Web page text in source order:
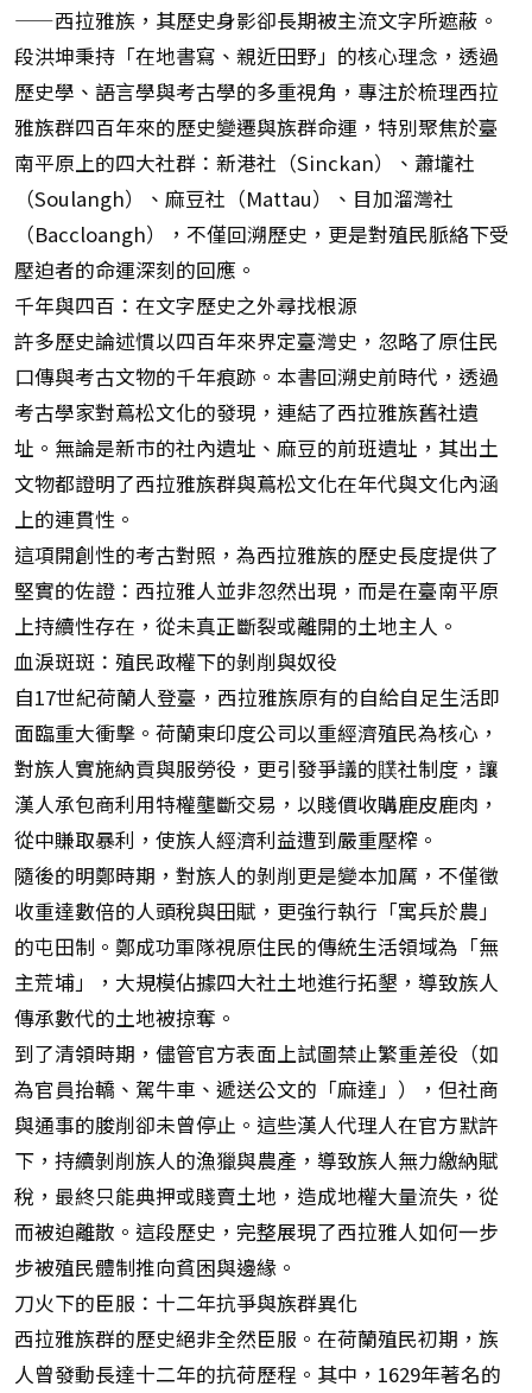
——西拉雅族，其歷史身影卻長期被主流文字所遮蔽。
段洪坤秉持「在地書寫、親近田野」的核心理念，透過
歷史學、語言學與考古學的多重視角，專注於梳理西拉
雅族群四百年來的歷史變遷與族群命運，特別聚焦於臺
南平原上的四大社群：新港社（Sinckan）、蕭壠社
（Soulangh）、麻豆社（Mattau）、目加溜灣社
（Baccloangh），不僅回溯歷史，更是對殖民脈絡下受
壓迫者的命運深刻的回應。
千年與四百：在文字歷史之外尋找根源
許多歷史論述慣以四百年來界定臺灣史，忽略了原住民
口傳與考古文物的千年痕跡。本書回溯史前時代，透過
考古學家對蔦松文化的發現，連結了西拉雅族舊社遺
址。無論是新市的社內遺址、麻豆的前班遺址，其出土
文物都證明了西拉雅族群與蔦松文化在年代與文化內涵
上的連貫性。
這項開創性的考古對照，為西拉雅族的歷史長度提供了
堅實的佐證：西拉雅人並非忽然出現，而是在臺南平原
上持續性存在，從未真正斷裂或離開的土地主人。
血淚斑斑：殖民政權下的剝削與奴役
自17世紀荷蘭人登臺，西拉雅族原有的自給自足生活即
面臨重大衝擊。荷蘭東印度公司以重經濟殖民為核心，
對族人實施納貢與服勞役，更引發爭議的贌社制度，讓
漢人承包商利用特權壟斷交易，以賤價收購鹿皮鹿肉，
從中賺取暴利，使族人經濟利益遭到嚴重壓榨。
隨後的明鄭時期，對族人的剝削更是變本加厲，不僅徵
收重達數倍的人頭稅與田賦，更強行執行「寓兵於農」
的屯田制。鄭成功軍隊視原住民的傳統生活領域為「無
主荒埔」，大規模佔據四大社土地進行拓墾，導致族人
傳承數代的土地被掠奪。
到了清領時期，儘管官方表面上試圖禁止繁重差役（如
為官員抬轎、駕牛車、遞送公文的「麻達」），但社商
與通事的朘削卻未曾停止。這些漢人代理人在官方默許
下，持續剝削族人的漁獵與農產，導致族人無力繳納賦
稅，最終只能典押或賤賣土地，造成地權大量流失，從
而被迫離散。這段歷史，完整展現了西拉雅人如何一步
步被殖民體制推向貧困與邊緣。
刀火下的臣服：十二年抗爭與族群異化
西拉雅族群的歷史絕非全然臣服。在荷蘭殖民初期，族
人曾發動長達十二年的抗荷歷程。其中，1629年著名的